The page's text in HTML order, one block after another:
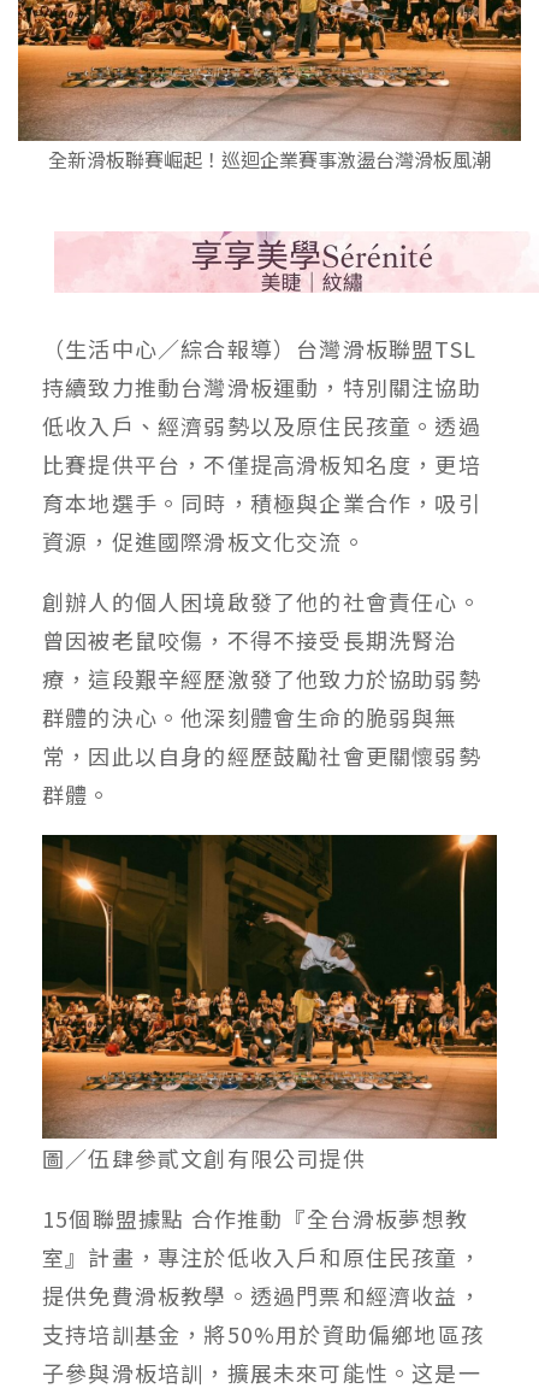
全新滑板聯賽崛起！巡迴企業賽事激盪台灣滑板風潮
（生活中心／綜合報導）台灣滑板聯盟TSL
持續致⼒推動台灣滑板運動，特別關注協助
低收入⼾、經濟弱勢以及原住⺠孩童。透過
比賽提供平台，不僅提⾼滑板知名度，更培
育本地選⼿。同時，積極與企業合作，吸引
資源，促進國際滑板⽂化交流。
創辦⼈的個⼈困境啟發了他的社會責任⼼。
曾因被老鼠咬傷，不得不接受長期洗腎治
療，這段艱辛經歷激發了他致⼒於協助弱勢
群體的決⼼。他深刻體會⽣命的脆弱與無
常，因此以⾃⾝的經歷⿎勵社會更關懷弱勢
群體。
圖／伍肆參貳文創有限公司提供
15個聯盟據點 合作推動『全台滑板夢想教
室』計畫，專注於低收入⼾和原住⺠孩童，
提供免費滑板教學。透過⾨票和經濟收益，
⽀持培訓基⾦，將50%⽤於資助偏鄉地區孩
⼦參與滑板培訓，擴展未來可能性。这是⼀